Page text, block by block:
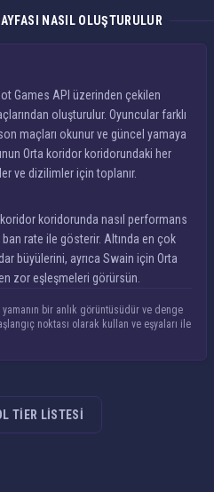
NASIL OLUŞTURULUR
Games API üzerinden çekilen
oluşturulur. Oyuncular farklı
maçları okunur ve güncel yamaya
Orta koridor koridorundaki her
ve dizilimler için toplanır.
koridorunda nasıl performans
rate ile gösterir. Altında en çok
büyülerini, ayrıca Swain için Orta
zor eşleşmeleri görürsün.
bir anlık görüntüsüdür ve denge
noktası olarak kullan ve eşyaları ile
TIER LISTESI